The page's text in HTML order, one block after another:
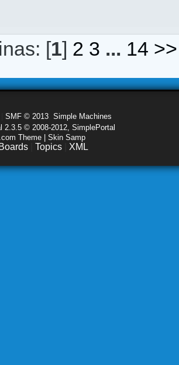
[1] 2 3 ... 14 >>
SMF © 2013 Simple Machines
2.3.5 © 2008-2012, SimplePortal
Theme | Skin Samp
Boards Topics XML